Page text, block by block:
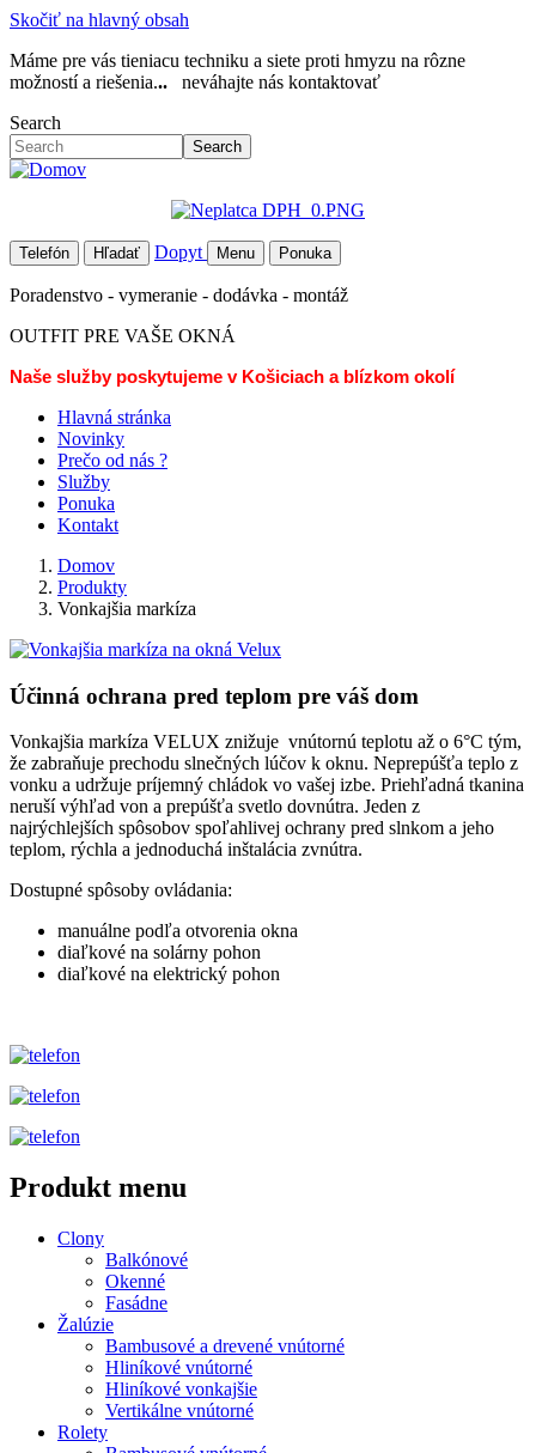
Skočiť na hlavný obsah
Máme pre vás tieniacu techniku a siete proti hmyzu na rôzne
možností a riešenia...
neváhajte nás kontaktovať
Search
Search
Telefón Hľadať Dopyt Menu Ponuka
Poradenstvo - vymeranie - dodávka - montáž
OUTFIT PRE VAŠE OKNÁ
Naše služby poskytujeme v Košiciach a blízkom okolí
Hlavná stránka
Novinky
Prečo od nás ?
Služby
Ponuka
Kontakt
Domov
Produkty
Vonkajšia markíza
Účinná ochrana pred teplom pre váš dom
Vonkajšia markíza VELUX znižuje vnútornú teplotu až o 6°C tým,
že zabraňuje prechodu slnečných lúčov k oknu. Neprepúšťa teplo z
vonku a udržuje príjemný chládok vo vašej izbe. Priehľadná tkanina
neruší výhľad von a prepúšťa svetlo dovnútra. Jeden z
najrýchlejších spôsobov spoľahlivej ochrany pred slnkom a jeho
teplom, rýchla a jednoduchá inštalácia zvnútra.
Dostupné spôsoby ovládania:
manuálne podľa otvorenia okna
diaľkové na solárny pohon
diaľkové na elektrický pohon
Produkt menu
Clony
Balkónové
Okenné
Fasádne
Žalúzie
Bambusové a drevené vnútorné
Hliníkové vnútorné
Hliníkové vonkajšie
Vertikálne vnútorné
Rolety